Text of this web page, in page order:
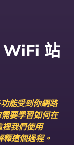
WiFi 站
能受到你網路
要學習如何在
我們使用
這個過程。